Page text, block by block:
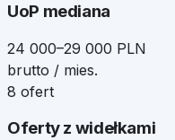
UoP mediana
24 000–29 000 PLN
brutto / mies.
8 ofert
Oferty z widełkami